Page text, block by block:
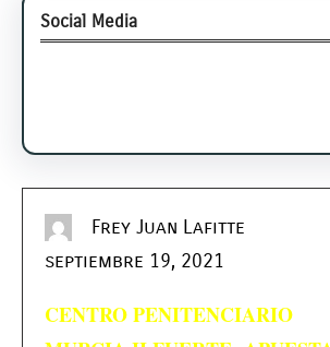
Social Media
Frey Juan Lafitte
septiembre 19, 2021
CENTRO PENITENCIARIO